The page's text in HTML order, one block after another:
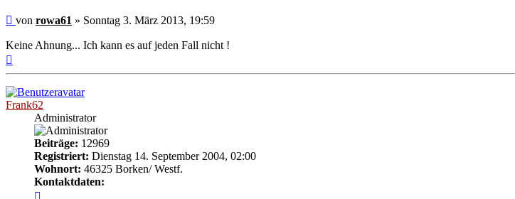
Beitrag
von rowa61 » Sonntag 3. März 2013, 19:59
Keine Ahnung... Ich kann es auf jeden Fall nicht !
Frank62
Administrator
Beiträge: 12969
Registriert: Dienstag 14. September 2004, 02:00
Wohnort: 46325 Borken/ Westf.
Kontaktdaten: